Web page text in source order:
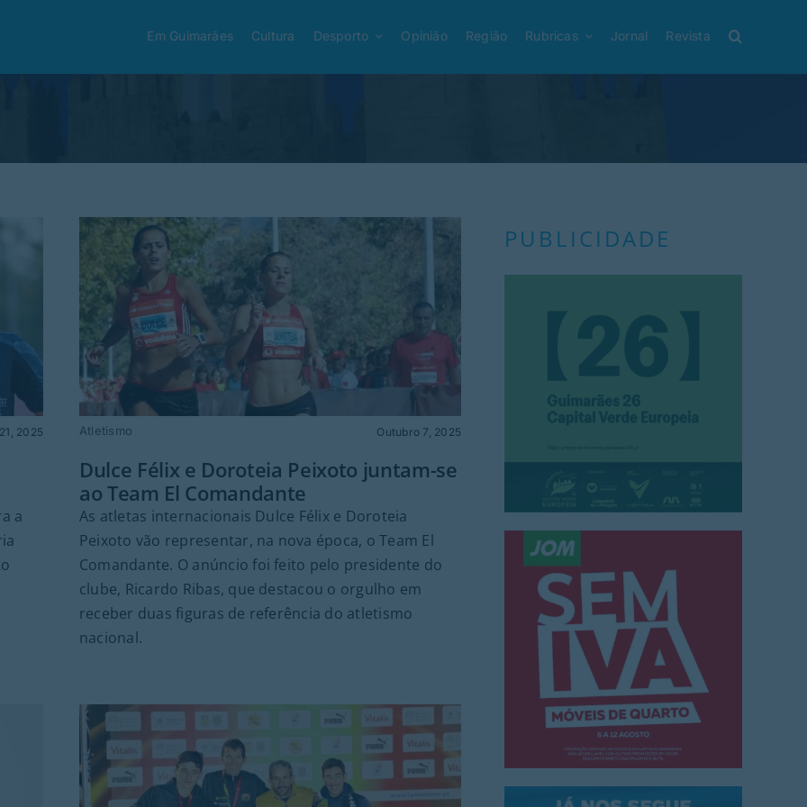
Em Guimarães Cultura Desporto Opinião Região Rubricas Jornal Revista
2025
a
Atletismo Outubro 7, 2025
Dulce Félix e Doroteia Peixoto juntam-se
ao Team El Comandante
As atletas internacionais Dulce Félix e Doroteia
Peixoto vão representar, na nova época, o Team El
Comandante. O anúncio foi feito pelo presidente do
clube, Ricardo Ribas, que destacou o orgulho em
receber duas figuras de referência do atletismo
nacional.
PUBLICIDADE